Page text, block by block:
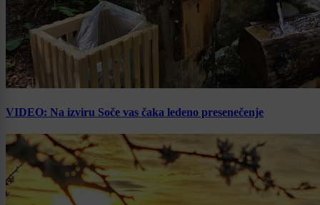
VIDEO: Na izviru Soče vas čaka ledeno presenečenje